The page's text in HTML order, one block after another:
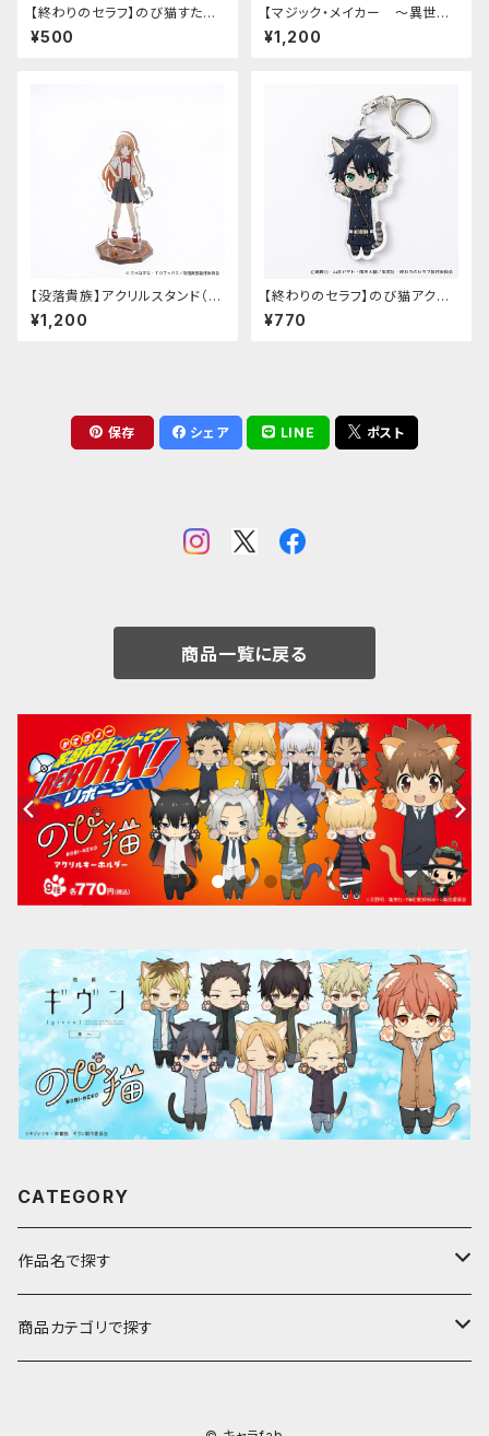
【終わりのセラフ】のび猫すたん
だっぷ
¥500
【マジック・メイカー ～異世界
魔法の作り方～】アクリルスタン
ド（マリー）
¥1,200
【没落貴族】アクリルスタンド（少
女ラードーン）
¥1,200
【終わりのセラフ】のび猫アクリ
ルキーホルダー（百夜優一郎）
¥770
保存 シェア LINE ポスト
商品一覧に戻る
CATEGORY
作品名で探す
ア行
商品カテゴリで探す